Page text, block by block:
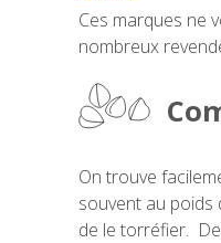
Ces marques ne
nombreux
On trouve
souvent au poids
de le torréfier.